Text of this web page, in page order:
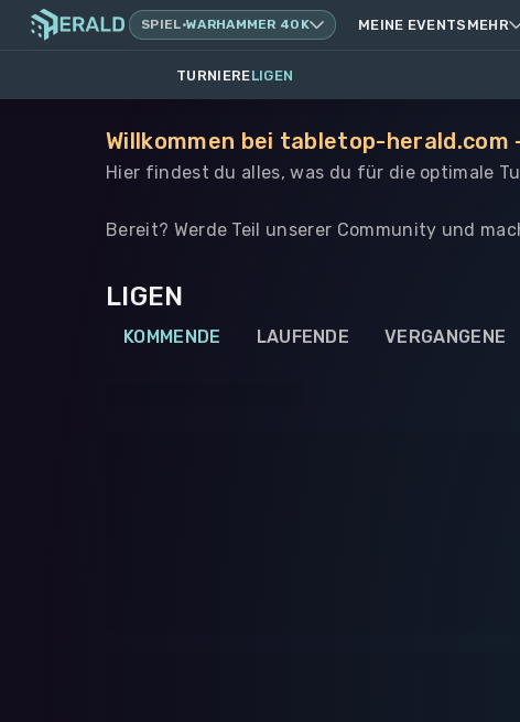
SPIEL·WARHAMMER 40K MEINE EVENTS MEHR
TURNIERELIGEN
Willkommen bei tabletop-
Hier findest du alles, was du für die optimale
Bereit? Werde Teil unserer Community und
LIGEN
KOMMENDE LAUFENDE VERGANGENE